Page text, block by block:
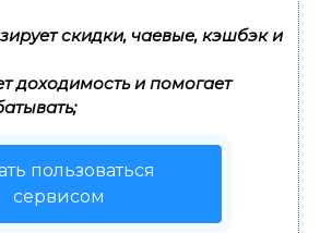
скидки, чаевые, кэшбэк и
доходимость и помогает
пользоваться
сервисом